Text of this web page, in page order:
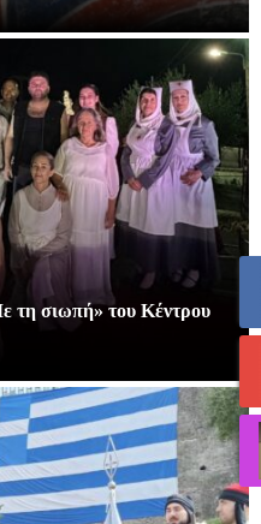
τη σιωπή» του Κέντρου